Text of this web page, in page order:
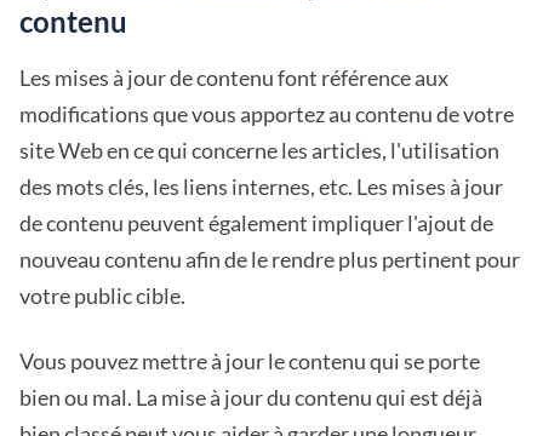
contenu
Les mises à jour de contenu font référence aux
modifications que vous apportez au contenu de votre
site Web en ce qui concerne les articles, l'utilisation
des mots clés, les liens internes, etc. Les mises à jour
de contenu peuvent également impliquer l'ajout de
nouveau contenu afin de le rendre plus pertinent pour
votre public cible.
Vous pouvez mettre à jour le contenu qui se porte
bien ou mal. La mise à jour du contenu qui est déjà